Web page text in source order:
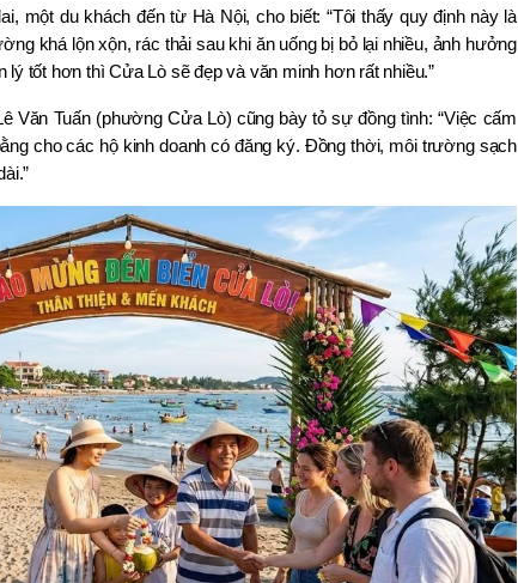
một du khách đến từ Hà Nội, cho biết: “Tôi thấy quy định này là
khá lộn xộn, rác thải sau khi ăn uống bị bỏ lại nhiều, ảnh hưởng
lý tốt hơn thì Cửa Lò sẽ đẹp và văn minh hơn rất nhiều.”
Văn Tuấn (phường Cửa Lò) cũng bày tỏ sự đồng tình: “Việc cấm
cho các hộ kinh doanh có đăng ký. Đồng thời, môi trường sạch